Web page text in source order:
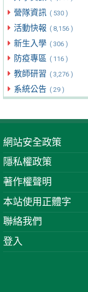
營隊資訊 ( 530 )
活動快報 ( 8,156 )
新生入學 ( 306 )
防疫專區 ( 116 )
教師研習 ( 3,276 )
系統公告 ( 29 )
網站安全政策
隱私權政策
著作權聲明
本站使用正體字
聯絡我們
登入